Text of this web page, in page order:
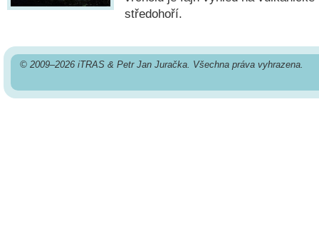
středohoří.
© 2009–2026 iTRAS & Petr Jan Juračka. Všechna práva vyhrazena.